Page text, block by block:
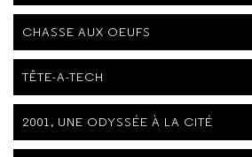
CHASSE AUX OEUFS
TÊTE-A-TECH
2001, UNE ODYSSÉE À LA CITÉ